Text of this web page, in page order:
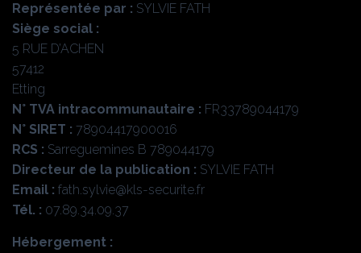
Représentée par : SYLVIE FATH
Siège social :
5 RUE D’ACHEN
57412
Etting
N° TVA intracommunautaire : FR33789044179
N° SIRET : 78904417900016
RCS : Sarreguemines B 789044179
Directeur de la publication : SYLVIE FATH
Email : fath.sylvie@kls-securite.fr
Tél. : 07.89.34.09.37
Hébergement :